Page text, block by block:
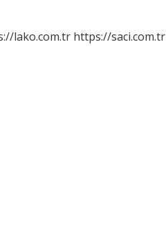
lako.com.tr https://saci.com.tr